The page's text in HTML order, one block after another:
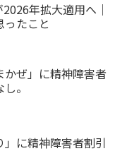
年拡大適用へ｜
たこと
ぜ」に精神障害者
。
に精神障害者割引